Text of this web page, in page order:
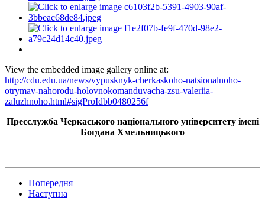
View the embedded image gallery online at:
http://cdu.edu.ua/news/vypusknyk-cherkaskoho-natsionalnoho-
otrymav-nahorodu-holovnokomanduvacha-zsu-valeriia-
zaluzhnoho.html#sigProIdbb0480256f
Пресслужба Черкаського національного університету імені
Богдана Хмельницького
Попередня
Наступна